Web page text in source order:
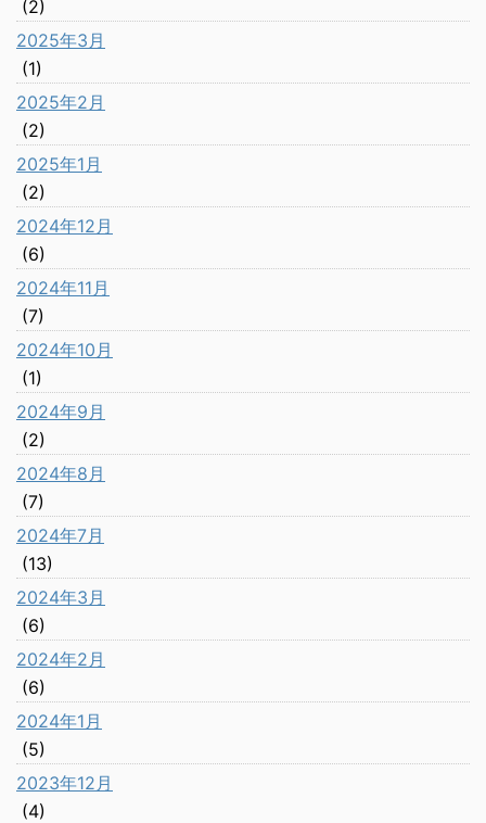
(2)
2025年3月
(1)
2025年2月
(2)
2025年1月
(2)
2024年12月
(6)
2024年11月
(7)
2024年10月
(1)
2024年9月
(2)
2024年8月
(7)
2024年7月
(13)
2024年3月
(6)
2024年2月
(6)
2024年1月
(5)
2023年12月
(4)